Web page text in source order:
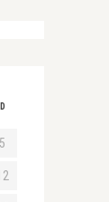
D
5